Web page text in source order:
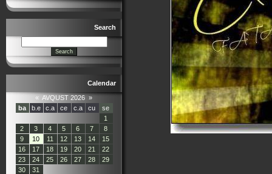
Search
Calendar
« AVQUST 2026 »
ba
b.e c.a ce c.a cu
se
1
2
3 4 5 6 7
8
9
10 11 12 13 14
15
16
17 18 19 20 21
22
23
24 25 26 27 28
29
30
31